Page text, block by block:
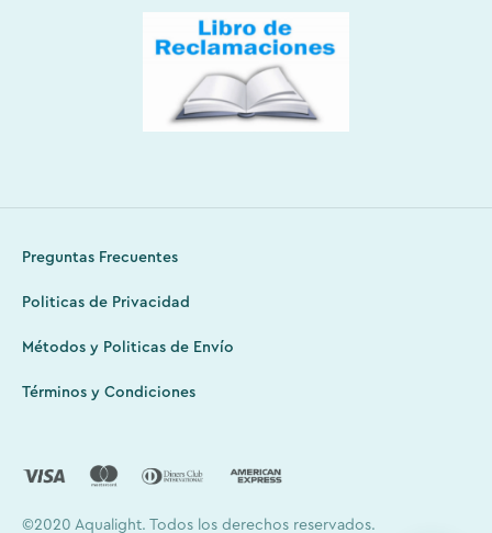
Preguntas Frecuentes
Politicas de Privacidad
Métodos y Politicas de Envío
Términos y Condiciones
©2020 Aqualight. Todos los derechos reservados.